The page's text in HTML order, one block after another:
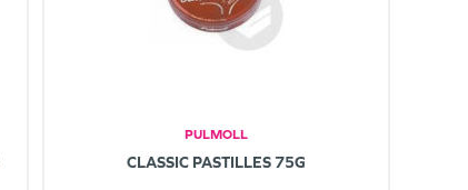
PULMOLL
CLASSIC PASTILLES 75G